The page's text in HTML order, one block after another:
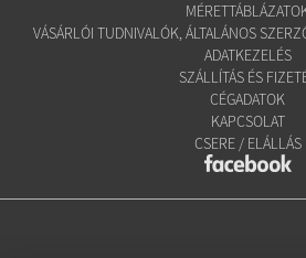
VÁSÁRLÓI TUDNIVALÓK, ÁLTALÁNOS
ADATKEZELÉS
SZÁLLÍTÁS ÉS
CÉGADATOK
KAPCSOLAT
CSERE / ELÁLLÁS